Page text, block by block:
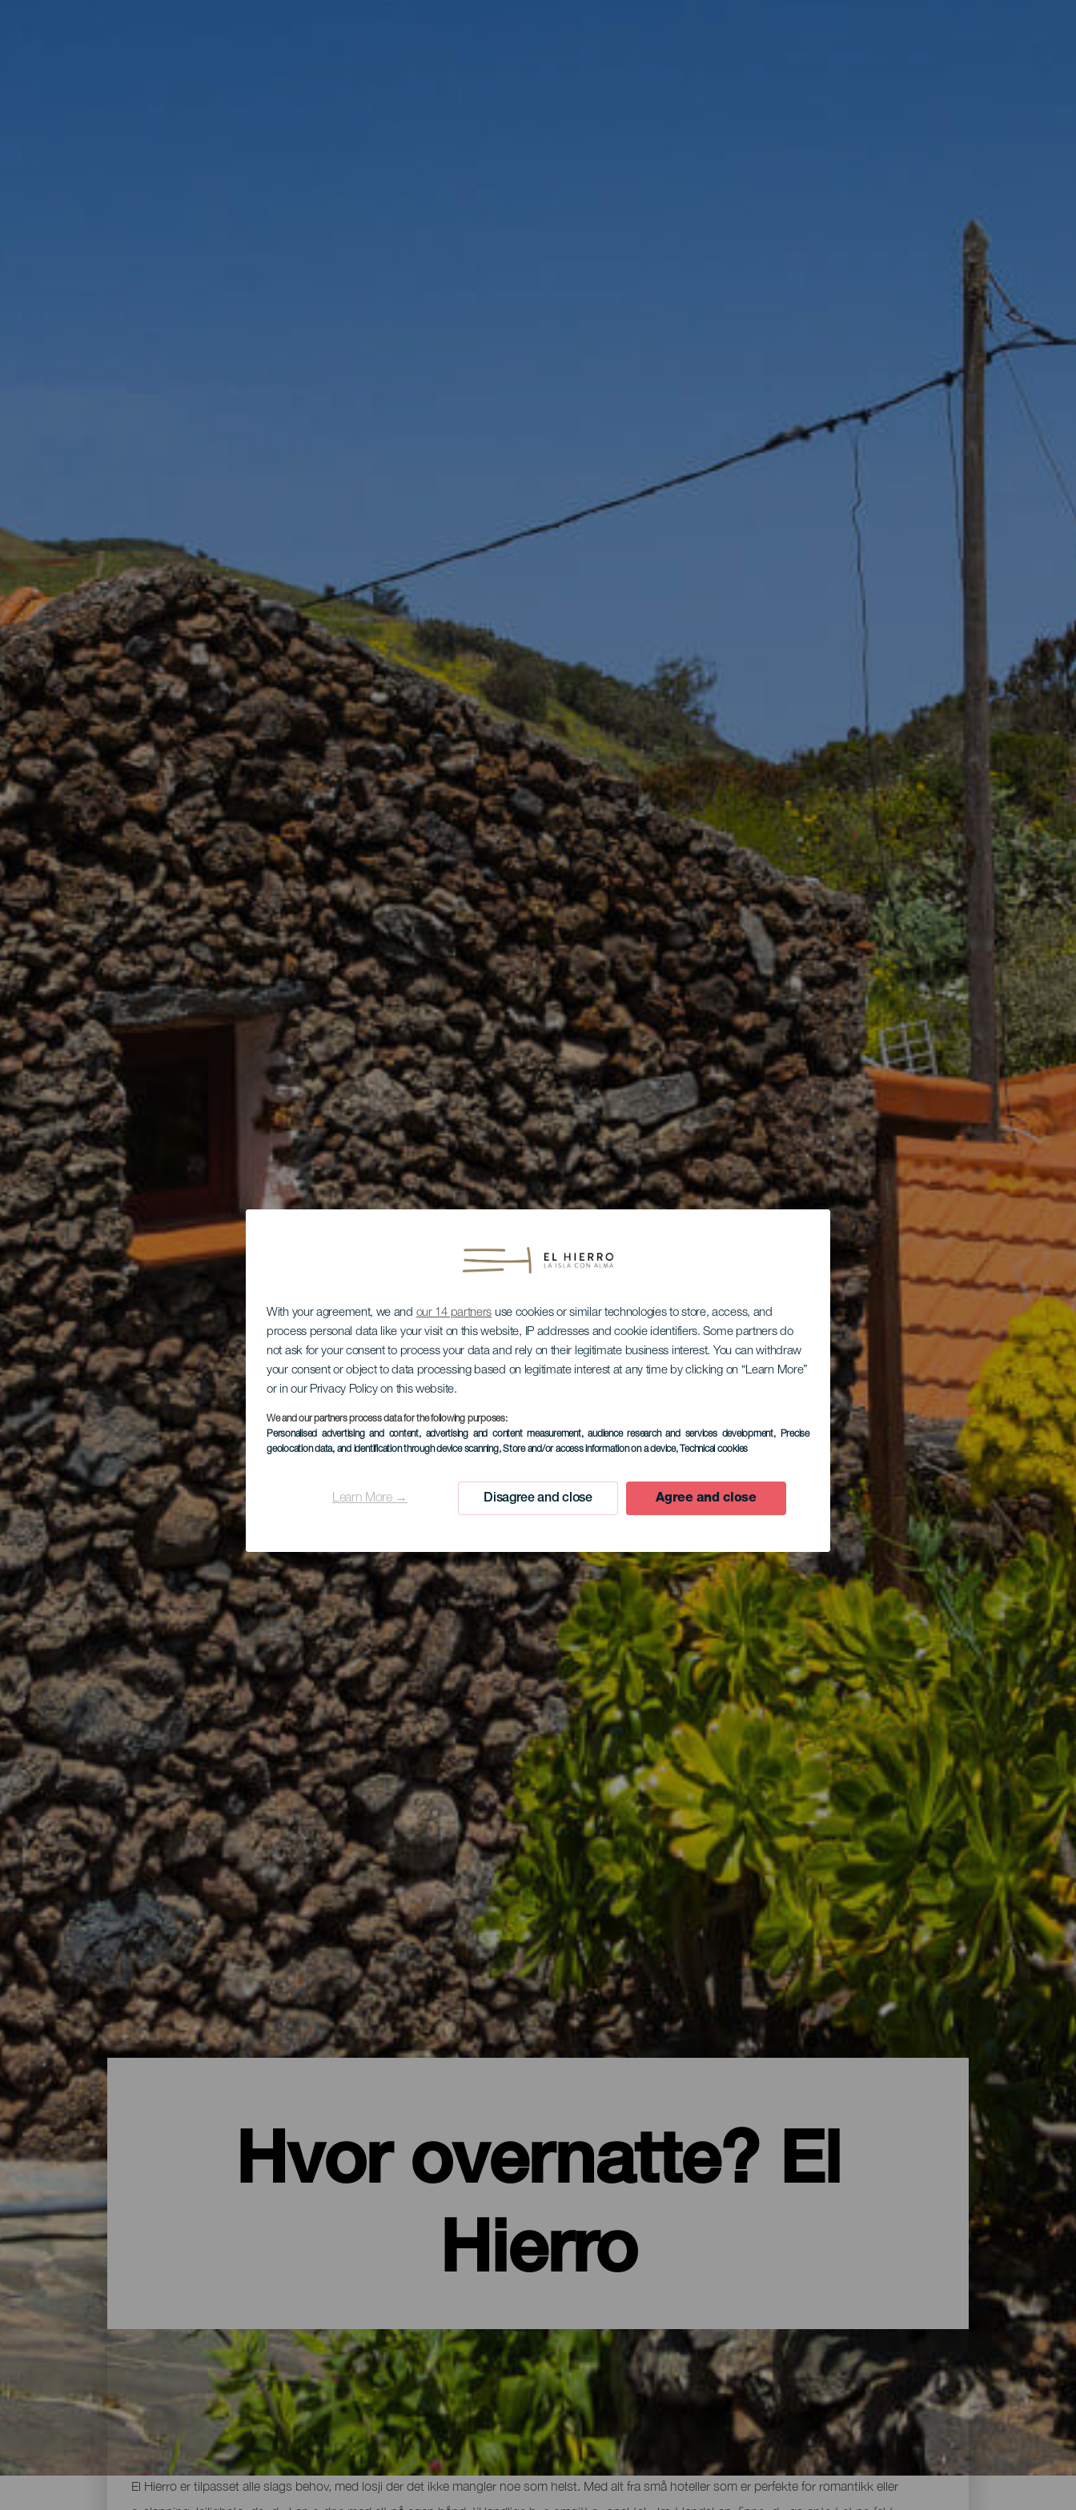
With your agreement, we and our 14 partners use cookies or similar technologies to store, access, and
process personal data like your visit on this website, IP addresses and cookie identifiers. Some partners do
not ask for your consent to process your data and rely on their legitimate business interest. You can withdraw
your consent or object to data processing based on legitimate interest at any time by clicking on “Learn More”
or in our Privacy Policy on this website.
We and our partners process data for the following purposes:
Personalised advertising and content, advertising and content measurement, audience research and services development, Precise
geolocation data, and identification through device scanning, Store and/or access information on a device, Technical cookies
Learn More → Disagree and close Agree and close
Hvor overnatte? El
Hierro
Hoteller, leiehus på landet og leiligheter på El Hierro
Etter en dag med utforskning av øyens vulkanske natur og gastronomi, er det tid for å slappe helt av og hente seg inn igjen. Overnattingstilbudet på
El Hierro er tilpasset alle slags behov, med losji der det ikke mangler noe som helst. Med alt fra små hoteller som er perfekte for romantikk eller